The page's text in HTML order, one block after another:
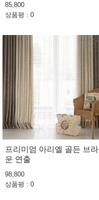
85,800
상품평 : 0
프리미엄 아리엘 골든 브라
운 연출
98,800
상품평 : 0